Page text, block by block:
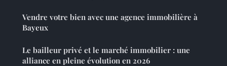
Vendre votre bien avec une agence immobilière à
Bayeux
Le bailleur privé et le marché immobilier : une
alliance en pleine évolution en 2026